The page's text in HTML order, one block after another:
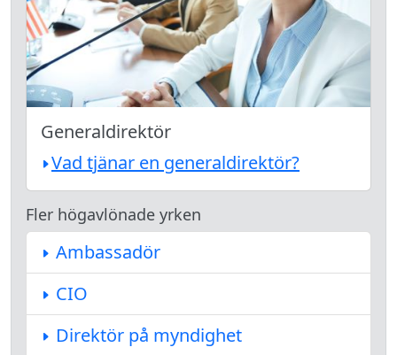
Generaldirektör
Vad tjänar en generaldirektör?
Fler högavlönade yrken
Ambassadör
CIO
Direktör på myndighet